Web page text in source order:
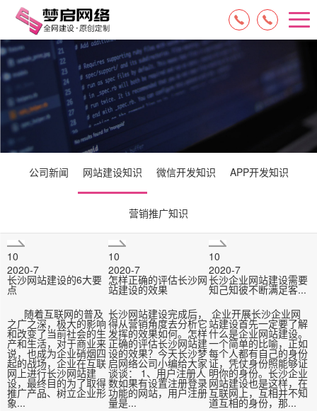
15084717329
公司新闻 网站建设知识 微信开发知识 APP开发知识
营销推广知识
10
2020-7
长沙网站建设的6大要
点
随着互联网的普及
之广之深，极大的影响
和改变了当前社会的生
产和生活，对于商业来
说，也成为企业硝烟四
起的战场，企业在互联
网上进行长沙网站建
设，最终目的为了取得
推广产品、树立企业形
象...
10
2020-7
怎样正确的评估长沙网
站建设的效果
长沙网站建设完成后，
得从营销角度去分析它
发挥的效果如何。怎样
正确的评估长沙网站建
设的效果？今天长沙梦
启网络公司小编给大家
谈谈： 1、用户注册人
数如果有设置注册登录
功能的网站，用户注册
量是...
10
2020-7
长沙企业网站建设需要
知己知彼不断满足客...
企业开展长沙企业网
站建设首先一定要了解
什么是企业网站建设。
一个简单的比喻，正如
每个人都有自己的身份
证，凭仗身份照能够证
明你的身份。长沙企业
网站建设也是这样，在
互联网上，互相并不知
道互相的身份，那...